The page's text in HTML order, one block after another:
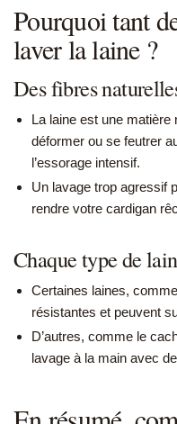
Pourquoi tant
laver la laine ?
Des fibres
La laine est une matière
déformer ou se feutrer
l’essorage intensif.
Un lavage trop agressif
rendre votre cardigan
Chaque type de
Certaines laines,
résistantes et peuvent
D’autres, comme le
lavage à la main avec